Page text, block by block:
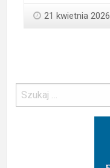
21 kwietnia 2026